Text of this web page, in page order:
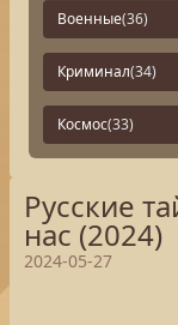
Военные(36)
Криминал(34)
Космос(33)
Русские
нас (2024)
2024-05-27